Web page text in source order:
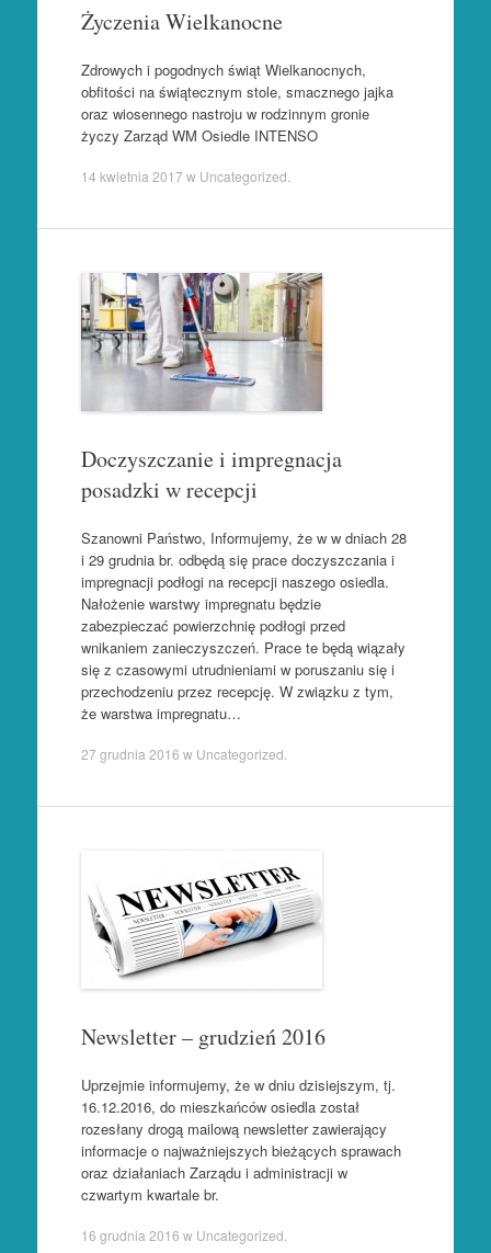
Życzenia Wielkanocne
Zdrowych i pogodnych świąt Wielkanocnych,
obfitości na świątecznym stole, smacznego jajka
oraz wiosennego nastroju w rodzinnym gronie
życzy Zarząd WM Osiedle INTENSO
14 kwietnia 2017 w Uncategorized
Doczyszczanie i impregnacja
posadzki w recepcji
Szanowni Państwo, Informujemy, że w w dniach 28
i 29 grudnia br. odbędą się prace doczyszczania i
impregnacji podłogi na recepcji naszego osiedla.
Nałożenie warstwy impregnatu będzie
zabezpieczać powierzchnię podłogi przed
wnikaniem zanieczyszczeń. Prace te będą wiązały
się z czasowymi utrudnieniami w poruszaniu się i
przechodzeniu przez recepcję. W związku z tym,
że warstwa impregnatu…
27 grudnia 2016 w Uncategorized
Newsletter – grudzień 2016
Uprzejmie informujemy, że w dniu dzisiejszym, tj.
16.12.2016, do mieszkańców osiedla został
rozesłany drogą mailową newsletter zawierający
informacje o najważniejszych bieżących sprawach
oraz działaniach Zarządu i administracji w
czwartym kwartale br.
16 grudnia 2016 w Uncategorized